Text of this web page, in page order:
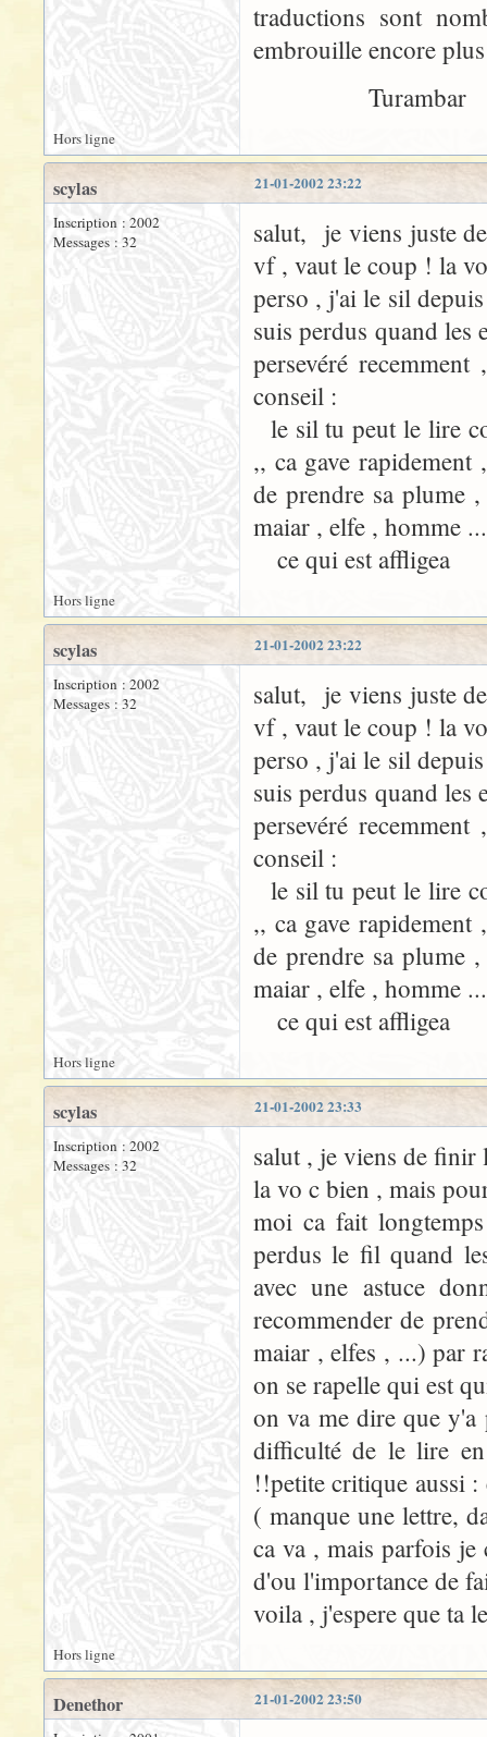
traductions sont
embrouille encore
Turambar
Hors ligne
21-01-2002 23:22
scylas
Inscription : 2002
Messages : 32
salut, je viens juste
vf , vaut le coup ! la
perso , j'ai le sil
suis perdus quand les
persevéré
conseil :
le sil tu peut le lire
,, ca gave
de prendre sa plume
maiar , elfe , homme
ce qui est affligea
Hors ligne
21-01-2002 23:22
scylas
Inscription : 2002
Messages : 32
salut, je viens juste
vf , vaut le coup ! la
perso , j'ai le sil
suis perdus quand les
persevéré
conseil :
le sil tu peut le lire
,, ca gave
de prendre sa plume
maiar , elfe , homme
ce qui est affligea
Hors ligne
21-01-2002 23:33
scylas
Inscription : 2002
Messages : 32
salut , je viens de
la vo c bien , mais
moi ca fait
perdus le fil quand
avec une astuce
recommender de
maiar , elfes , ...) par
on se rapelle qui est
on va me dire que
difficulté de le lire
!!petite critique aussi
( manque une lettre,
ca va , mais parfois
d'ou l'importance de
voila , j'espere que ta
Hors ligne
21-01-2002 23:50
Denethor